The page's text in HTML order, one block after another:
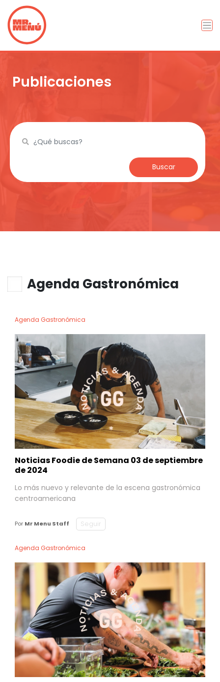
Publicaciones
Buscar
Agenda Gastronómica
Agenda Gastronómica
Noticias Foodie de Semana 03 de septiembre
de 2024
Lo más nuevo y relevante de la escena gastronómica
centroamericana
Por Mr Menu Staff Seguir
Agenda Gastronómica